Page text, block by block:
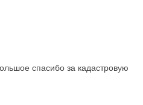
спасибо за кадастровую